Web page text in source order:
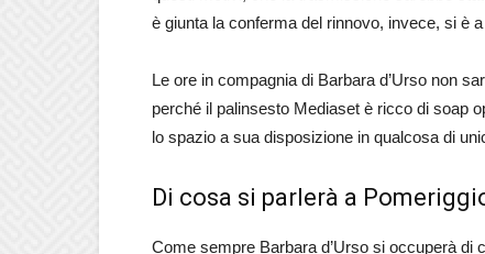
è giunta la conferma del rinnovo, invece, si è
Le ore in compagnia di Barbara d’Urso non
perché il palinsesto Mediaset è ricco di soap
lo spazio a sua disposizione in qualcosa di
Di cosa si parlerà a
Come sempre Barbara d’Urso si occuperà di